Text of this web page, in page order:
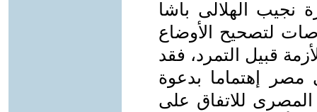
نجيب الهلالى باشا
لتصحيح الأوضاع
قبيل التمرد، فقد
مصر إهتماما بدعوة
للاتفاق على